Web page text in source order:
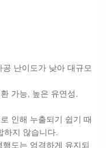
난이도가 낮아 대규모
가능, 높은 유연성.
인해 누출되기 쉽기 때
하지 않습니다.
도는 엄격하게 유지되